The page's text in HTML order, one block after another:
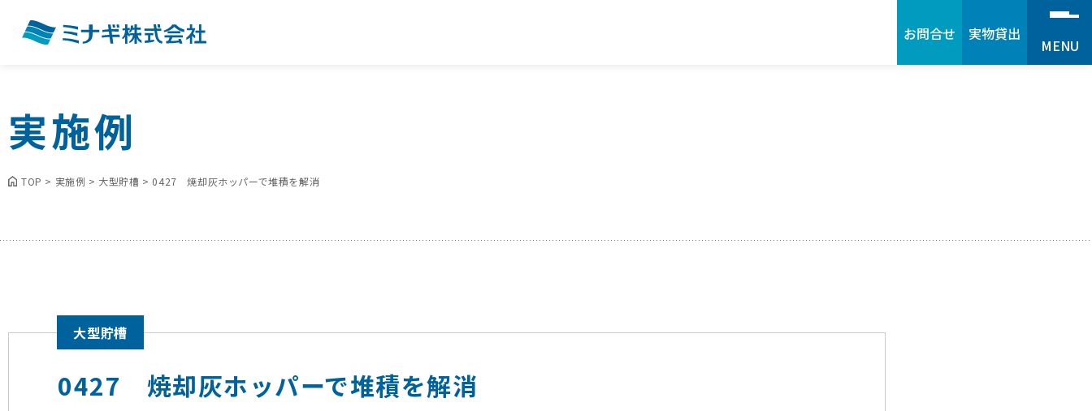
お問合せ 実物貸出
MENU
実施例
TOP > 実施例 > 大型貯槽 > 0427 焼却灰ホッパーで堆積を解消
大型貯槽
0427 焼却灰ホッパーで堆積を解消